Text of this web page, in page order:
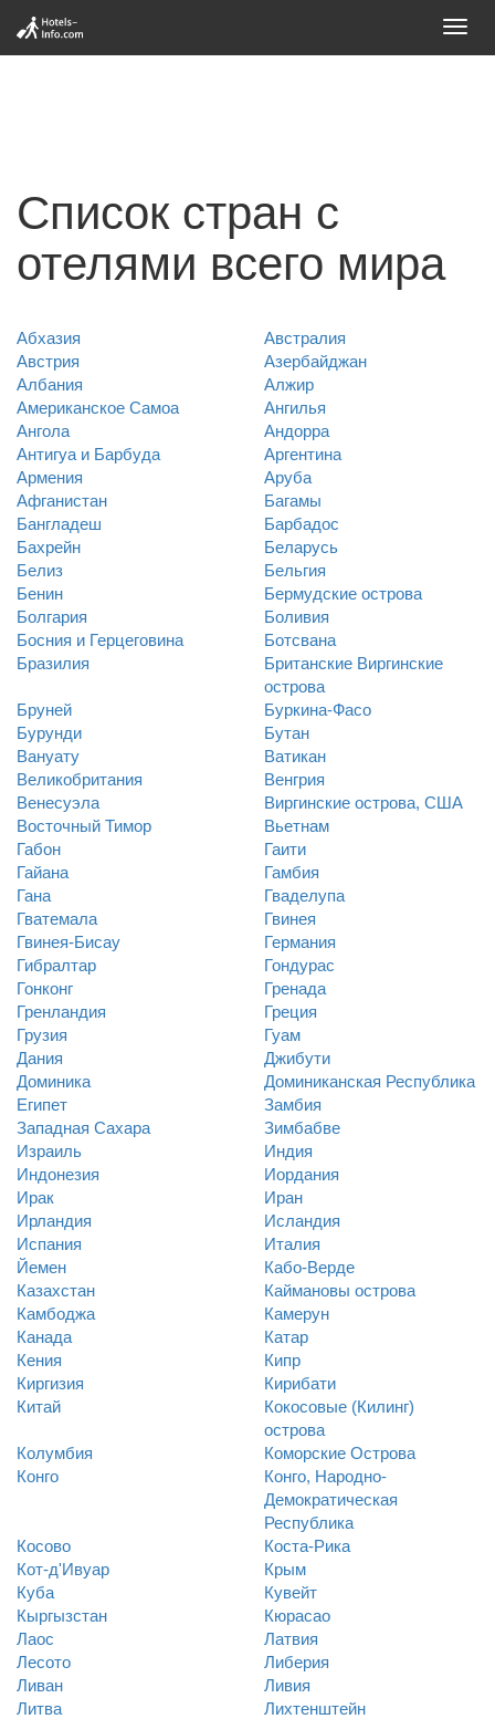
Список стран с
отелями всего мира
Абхазия
Австралия
Австрия
Азербайджан
Албания
Алжир
Американское Самоа
Ангилья
Ангола
Андорра
Антигуа и Барбуда
Аргентина
Армения
Аруба
Афганистан
Багамы
Бангладеш
Барбадос
Бахрейн
Беларусь
Белиз
Бельгия
Бенин
Бермудские острова
Болгария
Боливия
Босния и Герцеговина
Ботсвана
Бразилия
Британские Виргинские
острова
Бруней
Буркина-Фасо
Бурунди
Бутан
Вануату
Ватикан
Великобритания
Венгрия
Венесуэла
Виргинские острова, США
Восточный Тимор
Вьетнам
Габон
Гаити
Гайана
Гамбия
Гана
Гваделупа
Гватемала
Гвинея
Гвинея-Бисау
Германия
Гибралтар
Гондурас
Гонконг
Гренада
Гренландия
Греция
Грузия
Гуам
Дания
Джибути
Доминика
Доминиканская Республика
Египет
Замбия
Западная Сахара
Зимбабве
Израиль
Индия
Индонезия
Иордания
Ирак
Иран
Ирландия
Исландия
Испания
Италия
Йемен
Кабо-Верде
Казахстан
Каймановы острова
Камбоджа
Камерун
Канада
Катар
Кения
Кипр
Киргизия
Кирибати
Китай
Кокосовые (Килинг)
острова
Колумбия
Коморские Острова
Конго
Конго, Народно-
Демократическая
Республика
Косово
Коста-Рика
Кот-д'Ивуар
Крым
Куба
Кувейт
Кыргызстан
Кюрасао
Лаос
Латвия
Лесото
Либерия
Ливан
Ливия
Литва
Лихтенштейн